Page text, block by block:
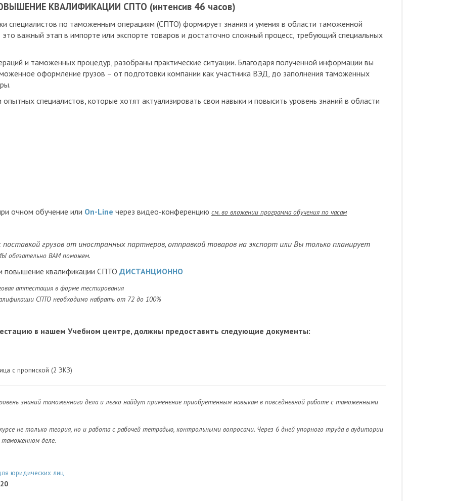
КВАЛИФИКАЦИИ СПТО (интенсив 46 часов)
специалистов по таможенным операциям (СПТО) формирует знания и умения в области таможенной
важный этап в импорте или экспорте товаров и достаточно сложный процесс, требующий специальных
и таможенных процедур, разобраны практические ситуации. Благодаря полученной информации вы
оформление грузов – от подготовки компании как участника ВЭД, до заполнения таможенных
специалистов, которые хотят актуализировать свои навыки и повысить уровень знаний в области
очном обучение или On-Line через видео-конференцию см. во вложении программа обучения по часам
грузов от иностранных партнеров, отправкой товаров на экспорт или Вы только планирует
обязательно ВАМ поможем.
повышение квалификации СПТО ДИСТАНЦИОННО
аттестация в форме тестирования
СПТО необходимо набрать от 72 до 100%
в нашем Учебном центре, должны предоставить следующие документы:
с пропиской (2 ЭКЗ)
знаний таможенного дела и легко найдут применение приобретенным навыкам в повседневной работе с таможенными
не только теория, но и работа с рабочей тетрадью, контрольными вопросами. Через 6 дней упорного труда в аудитории
деле.
юридических лиц